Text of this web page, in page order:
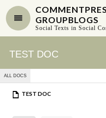
GROUPBLOGS
Social Texts in Social
TEST DOC
ALL DOCS
TEST DOC